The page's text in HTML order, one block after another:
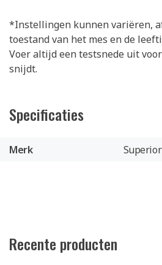
*Instellingen kunnen variëren,
toestand van het mes en de
Voer altijd een testsnede uit
snijdt.
Specificaties
Merk
Recente producten